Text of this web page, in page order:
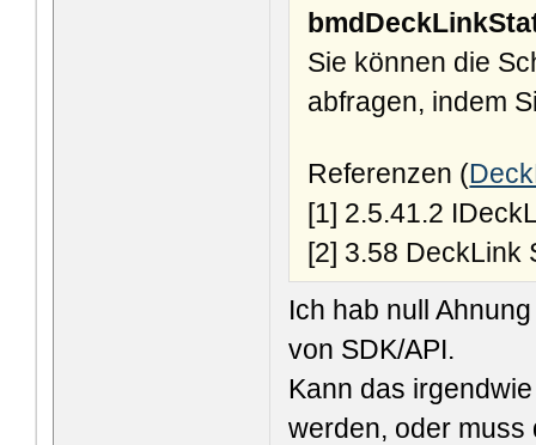
Sie können die
abfragen, indem
Referenzen (
[1] 2.5.41.2
[2] 3.58 DeckLink
Ich hab null
von SDK/API.
Kann das
werden, oder muss